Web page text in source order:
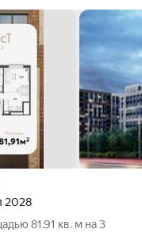
2028
81.91 кв. м на 3